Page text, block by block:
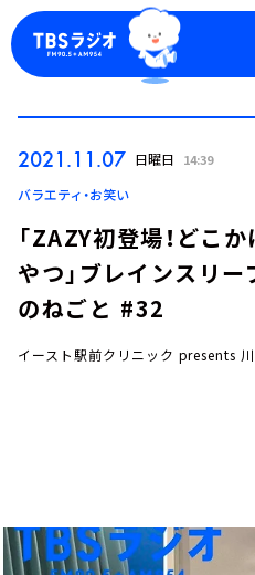
ログイン
イベント・グッズ
YouTube
2021.11.07 日曜日 14:39
バラエティ・お笑い
「ZAZY初登場！どこ
やつ」ブレインスリ
のねごと #32
イースト駅前クリニック presents